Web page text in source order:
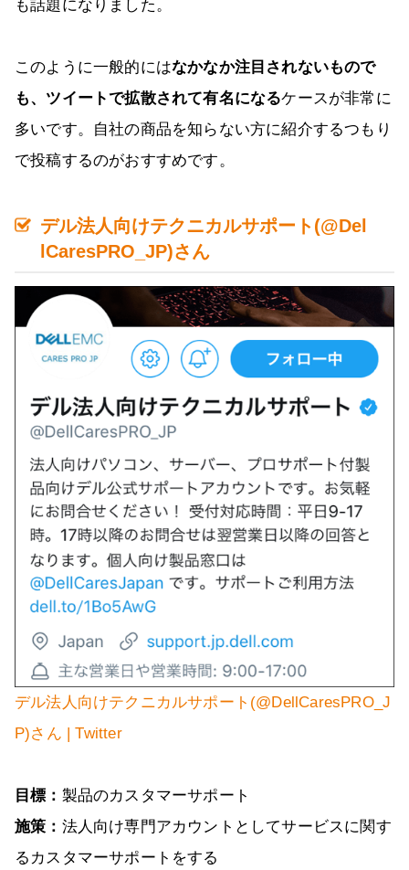
も話題になりました。
このように一般的にはなかなか注目されないもので
も、ツイートで拡散されて有名になるケースが非常に
多いです。自社の商品を知らない方に紹介するつもり
で投稿するのがおすすめです。
デル法人向けテクニカルサポート(@Del
lCaresPRO_JP)さん
デル法人向けテクニカルサポート(@DellCaresPRO_J
P)さん | Twitter
目標： 製品のカスタマーサポート
施策： 法人向け専門アカウントとしてサービスに関す
るカスタマーサポートをする